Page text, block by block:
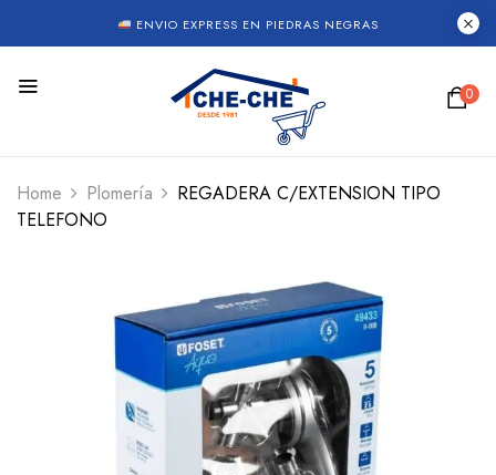
ENVIO EXPRESS EN PIEDRAS NEGRAS
0
Home Plomería
REGADERA C/EXTENSION TIPO
TELEFONO